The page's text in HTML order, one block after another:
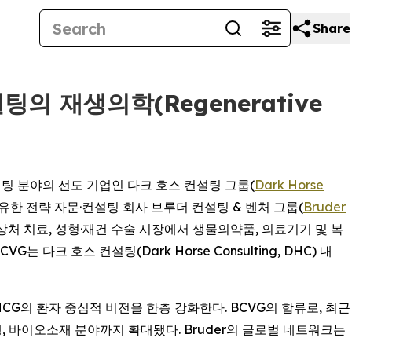
Share
의 재생의학(Regenerative
분야의 선도 기업인 다크 호스 컨설팅 그룹(Dark Horse
전략 자문·컨설팅 회사 브루더 컨설팅 & 벤처 그룹(Bruder
치료, 성형·재건 수술 시장에서 생물의약품, 의료기기 및 복
는 다크 호스 컨설팅(Dark Horse Consulting, DHC) 내
의 환자 중심적 비전을 한층 강화한다. BCVG의 합류로, 최근
바이오소재 분야까지 확대됐다. Bruder의 글로벌 네트워크는